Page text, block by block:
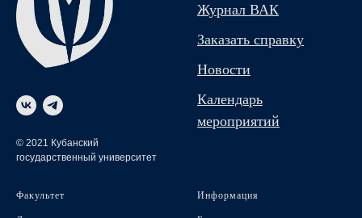
© 2021 Кубанский
государственный университет
Журнал ВАК
Заказать справку
Новости
Календарь
мероприятий
Факультет Информация